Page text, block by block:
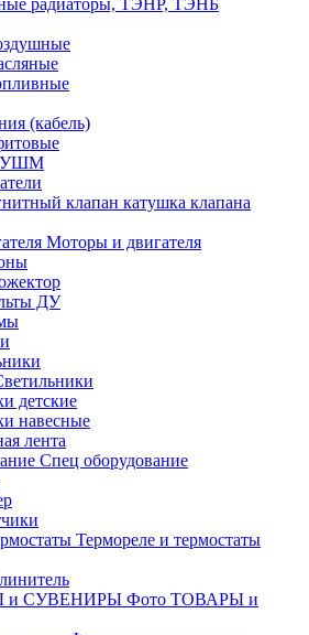
радиаторы, ТЭНР, ТЭНБ
(кабель)
УШМ
клапан катушка клапана
Моторы и двигателя
ДУ
детские
навесные
лента
Спец оборудование
Термореле и термостаты
Фото ТОВАРЫ и